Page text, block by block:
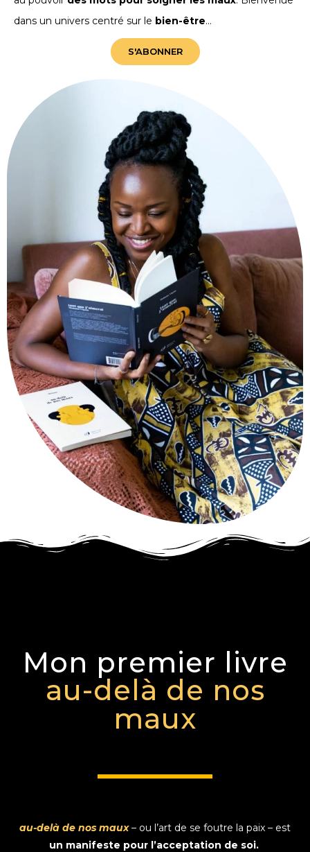
dans un univers centré sur le bien-être…
S'ABONNER
Mon premier livre
au-delà de nos
maux
au-delà de nos maux– ou l’art de se foutre la paix – est
un manifeste pour l’acceptation de soi.